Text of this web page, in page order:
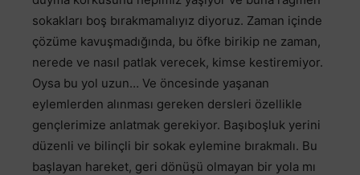
sokakları boş bırakmamalıyız diyoruz. Zaman içinde
çözüme kavuşmadığında, bu öfke birikip ne zaman,
nerede ve nasıl patlak verecek, kimse kestiremiyor.
Oysa bu yol uzun… Ve öncesinde yaşanan
eylemlerden alınması gereken dersleri özellikle
gençlerimize anlatmak gerekiyor. Başıboşluk yerini
düzenli ve bilinçli bir sokak eylemine bırakmalı. Bu
başlayan hareket, geri dönüşü olmayan bir yola mı